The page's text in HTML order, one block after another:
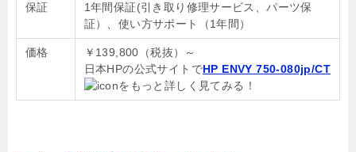
保証
1年間保証(引き取り修理サービス、パーツ保
証）、使い方サポート（1年間）
価格
￥139,800（税抜）～
日本HPの公式サイトでHP ENVY 750-080jp/CT
をもっと詳しく見てみる！